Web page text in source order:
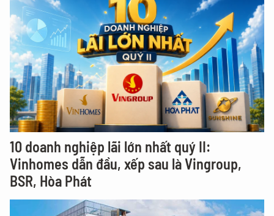
10 doanh nghiệp lãi lớn nhất quý II:
Vinhomes dẫn đầu, xếp sau là Vingroup,
BSR, Hòa Phát